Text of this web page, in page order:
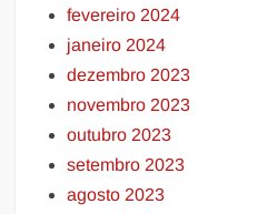
fevereiro 2024
janeiro 2024
dezembro 2023
novembro 2023
outubro 2023
setembro 2023
agosto 2023